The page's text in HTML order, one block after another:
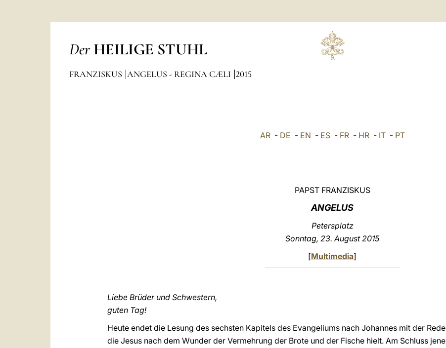
Der HEILIGE STUHL
FRANZISKUS ANGELUS - REGINA CÆLI 2015
AR- DE - EN - ES- FR- HR- IT- PT
PAPST FRANZISKUS
ANGELUS
Petersplatz
Sonntag, 23. August 2015
[Multimedia]
Liebe Brüder und Schwestern,
guten Tag!
Heute endet die Lesung des sechsten Kapitels des Evangeliums nach Johannes mit der
die Jesus nach dem Wunder der Vermehrung der Brote und der Fische hielt. Am Schluss